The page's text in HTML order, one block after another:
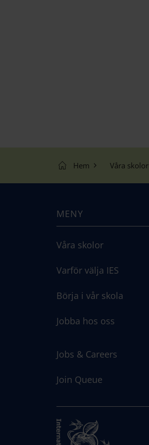
Hem Våra skolor
MENY
Våra skolor
Varför välja IES
Börja i vår skola
Jobba hos oss
Jobs & Careers
Join Queue